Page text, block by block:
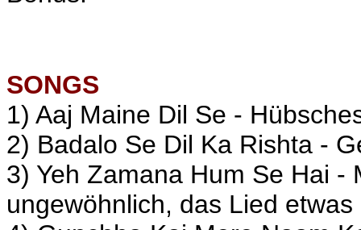
SONGS
1) Aaj Maine Dil Se -
2) Badalo Se Dil Ka Rishta -
3) Yeh Zamana Hum Se Hai -
ungewöhnlich, das Lied etwas